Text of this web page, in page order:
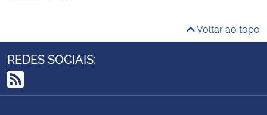
Voltar ao topo
REDES SOCIAIS:
RSS